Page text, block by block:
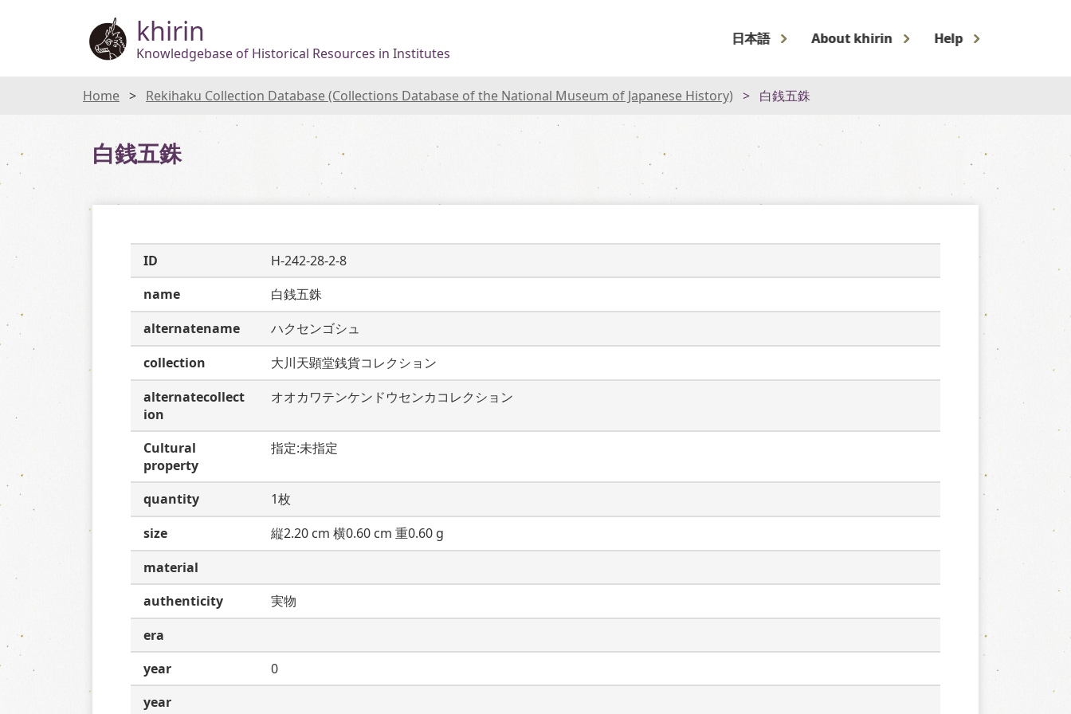
khirin
Knowledgebase of Historical Resources in Institutes
日本語 About khirin Help
Home Rekihaku Collection Database (Collections Database of the National Museum of Japanese History) 白銭五銖
白銭五銖
ID
H-242-28-2-8
name
白銭五銖
alternatename
ハクセンゴシュ
collection
大川天顕堂銭貨コレクション
alternatecollect
ion
オオカワテンケンドウセンカコレクション
Cultural
property
指定:未指定
quantity
1枚
size
縦2.20 cm 横0.60 cm 重0.60 g
material
authenticity
実物
era
year
0
year